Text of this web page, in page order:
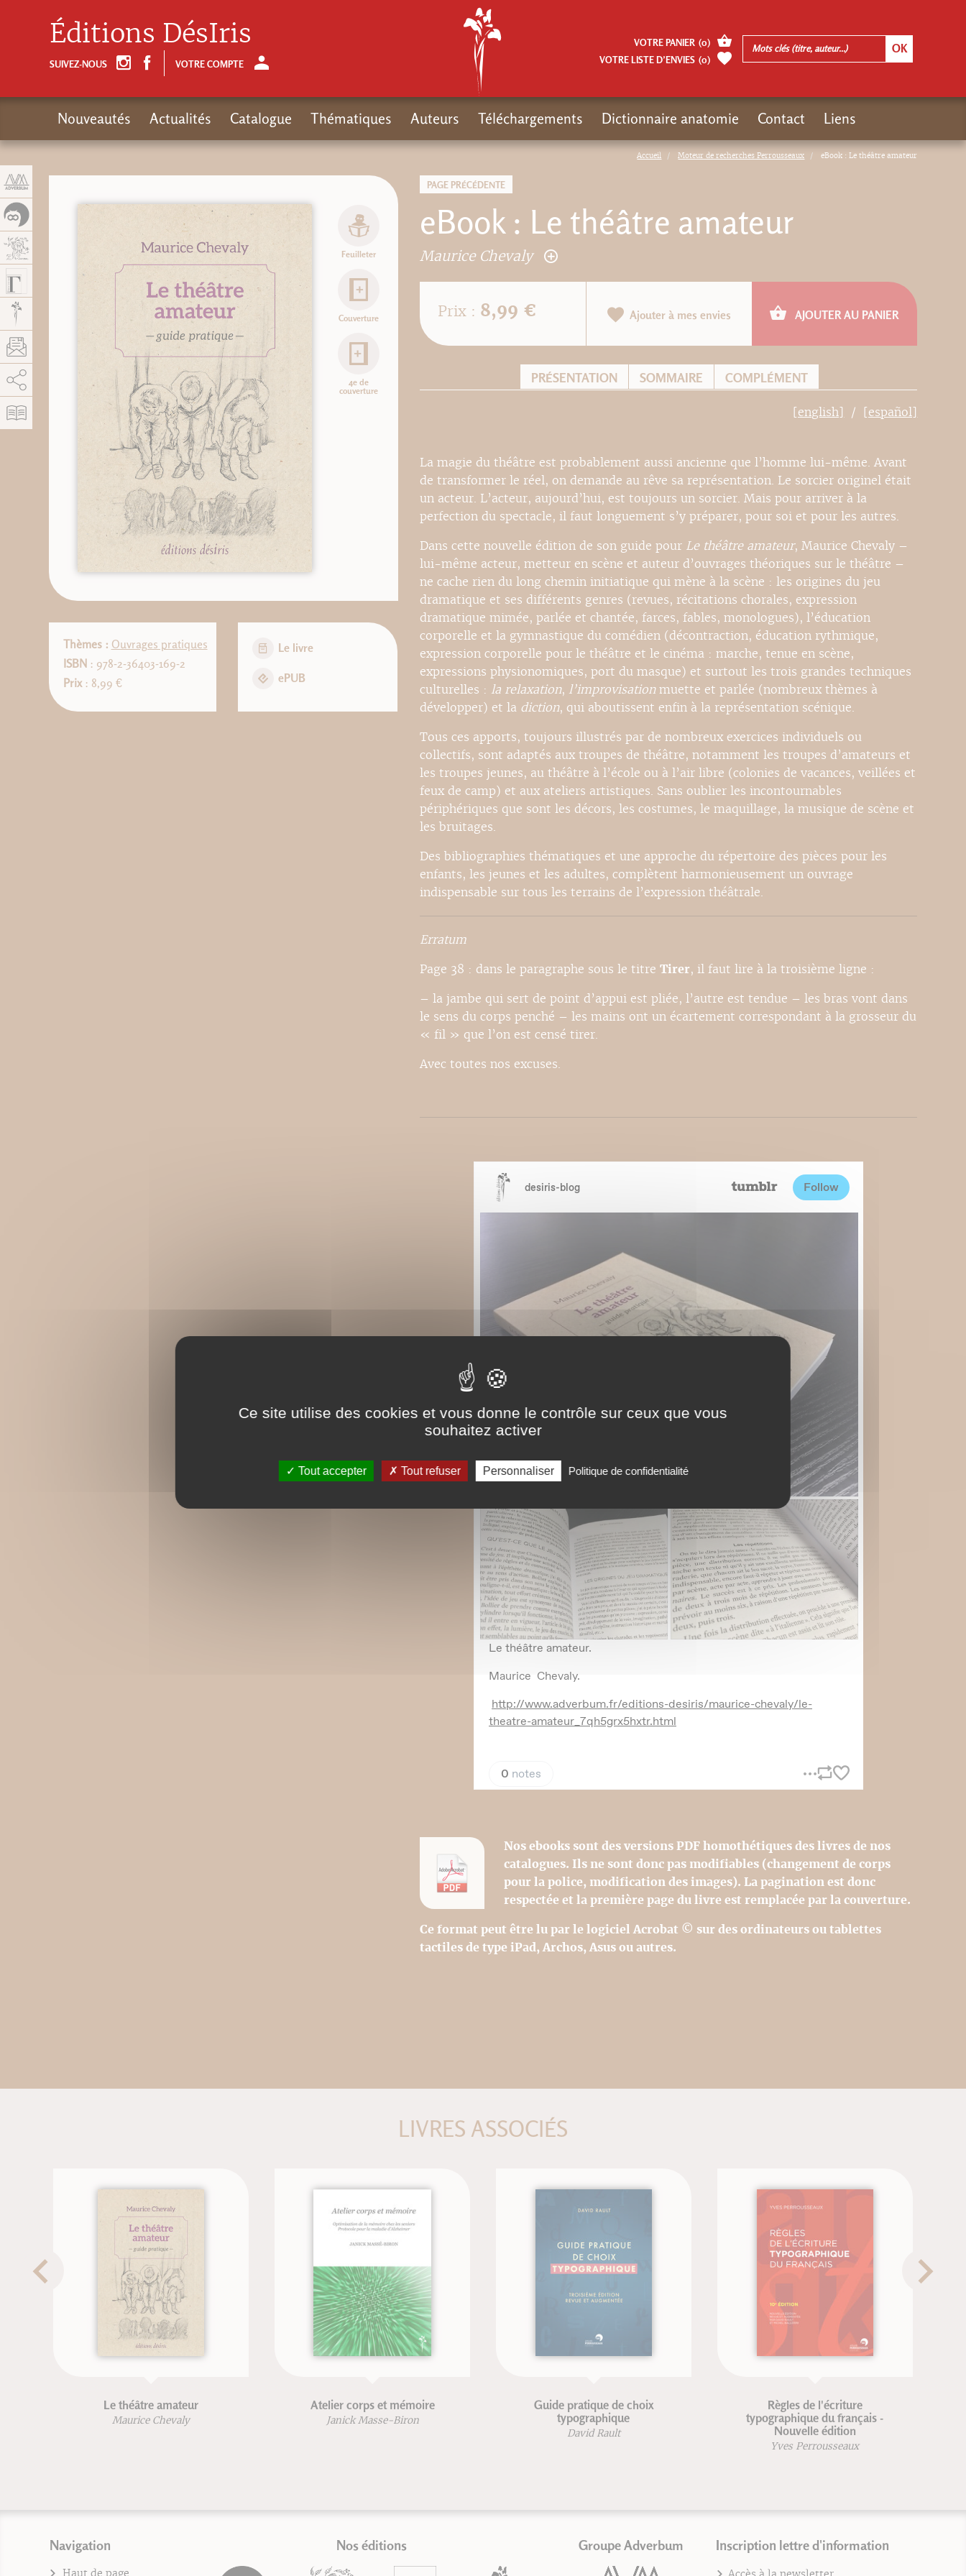
Accueil Moteur de recherches Perrousseaux eBook : Le théâtre amateur
PAGE PRÉCÉDENTE
eBook : Le théâtre amateur
Maurice Chevaly
Feuilleter
Couverture
4e de
couverture
Thèmes : Ouvrages pratiques
ISBN : 978-2-36403-169-2
Prix: 8,99 €
Le livre
ePUB
Prix : 8,99 € Ajouter à mes envies AJOUTER AU PANIER
PRÉSENTATION SOMMAIRE COMPLÉMENT
[english] [español]
La magie du théâtre est probablement aussi ancienne que l’homme lui-même. Avant
de transformer le réel, on demande au rêve sa représentation. Le sorcier originel était
un acteur. L’acteur, aujourd’hui, est toujours un sorcier. Mais pour arriver à la
perfection du spectacle, il faut longuement s’y préparer, pour soi et pour les autres.
Dans cette nouvelle édition de son guide pour Le théâtre amateur, Maurice Chevaly –
lui-même acteur, metteur en scène et auteur d’ouvrages théoriques sur le théâtre –
ne cache rien du long chemin initiatique qui mène à la scène : les origines du jeu
dramatique et ses différents genres (revues, récitations chorales, expression
dramatique mimée, parlée et chantée, farces, fables, monologues), l’éducation
corporelle et la gymnastique du comédien (décontraction, éducation rythmique,
expression corporelle pour le théâtre et le cinéma : marche, tenue en scène,
expressions physionomiques, port du masque) et surtout les trois grandes techniques
culturelles : la relaxation, l’improvisationmuette et parlée (nombreux thèmes à
développer) et la diction, qui aboutissent enfin à la représentation scénique.
Tous ces apports, toujours illustrés par de nombreux exercices individuels ou
collectifs, sont adaptés aux troupes de théâtre, notamment les troupes d’amateurs et
les troupes jeunes, au théâtre à l’école ou à l’air libre (colonies de vacances, veillées et
feux de camp) et aux ateliers artistiques. Sans oublier les incontournables
périphériques que sont les décors, les costumes, le maquillage, la musique de scène et
les bruitages.
Des bibliographies thématiques et une approche du répertoire des pièces pour les
enfants, les jeunes et les adultes, complètent harmonieusement un ouvrage
indispensable sur tous les terrains de l’expression théâtrale.
Erratum
Page 38 : dans le paragraphe sous le titre Tirer, il faut lire à la troisième ligne :
– la jambe qui sert de point d’appui est pliée, l’autre est tendue – les bras vont dans
le sens du corps penché – les mains ont un écartement correspondant à la grosseur du
« fil » que l’on est censé tirer.
Avec toutes nos excuses.
Nos ebooks sont des versions PDF homothétiques des livres de nos
catalogues. Ils ne sont donc pas modifiables (changement de corps
pour la police, modification des images). La pagination est donc
respectée et la première page du livre est remplacée par la couverture.
Ce format peut être lu par le logiciel Acrobat © sur des ordinateurs ou tablettes
tactiles de type iPad, Archos, Asus ou autres.
LIVRES ASSOCIÉS
Corriger le pied (nouvelle édition)
Frédéric Brigaud
Traité de massage traditionnel
chinois
Anatomie pour la voix - Nouvelle
édition
Blandine Calais-Germain
La voix pluridimensionnelle
Cristina Cuomo
Dr Patrick Veret
Navigation
Haut de page
Nos éditions Groupe Adverbum Inscription lettre d'information
Éditions DésIris
SUIVEZ-NOUS VOTRE COMPTE
VOTRE PANIER (0)
VOTRE LISTE D’ENVIES (0)
Nouveautés Actualités Catalogue Thématiques Auteurs Téléchargements Dictionnaire anatomie Contact Liens
Autoriser
Ce site utilise des cookies et vous donne le contrôle sur ceux que vous
souhaitez activer
Tout accepter Tout refuser Personnaliser Politique de confidentialité